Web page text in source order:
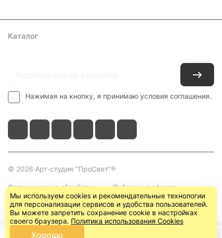
Каталог
Нажимая на кнопку, я принимаю условия соглашения.
© 2026 Арт-студия "ПроСвет"®
Соглашение на обработку
персональных данных
Публичная оферта
(пользовательское
соглашение)
Мы используем cookies и рекомендательные технологии
для персонализации сервисов и удобства пользователей.
Вы можете запретить сохранение cookie в настройках
своего браузера. Политика использования Cookies
Хорошо